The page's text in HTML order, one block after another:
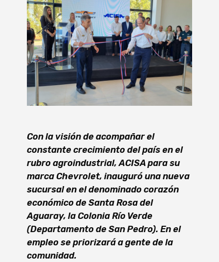
Con la visión de acompañar el
constante crecimiento del país en el
rubro agroindustrial, ACISA para su
marca Chevrolet, inauguró una nueva
sucursal en el denominado corazón
económico de Santa Rosa del
Aguaray, la Colonia Río Verde
(Departamento de San Pedro). En el
empleo se priorizará a gente de la
comunidad.